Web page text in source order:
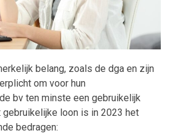
belang, zoals de dga en zijn
om voor hun
bv ten minste een gebruikelijk
gebruikelijke loon is in 2023 het
bedragen: